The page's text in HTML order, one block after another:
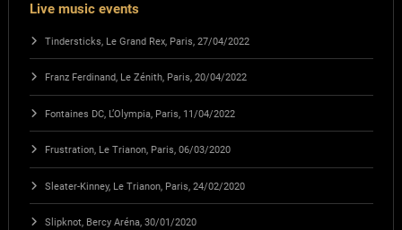
Live music events
Tindersticks, Le Grand Rex, Paris, 27/04/2022
Franz Ferdinand, Le Zénith, Paris, 20/04/2022
Fontaines DC, L’Olympia, Paris, 11/04/2022
Frustration, Le Trianon, Paris, 06/03/2020
Sleater-Kinney, Le Trianon, Paris, 24/02/2020
Slipknot, Bercy Aréna, 30/01/2020